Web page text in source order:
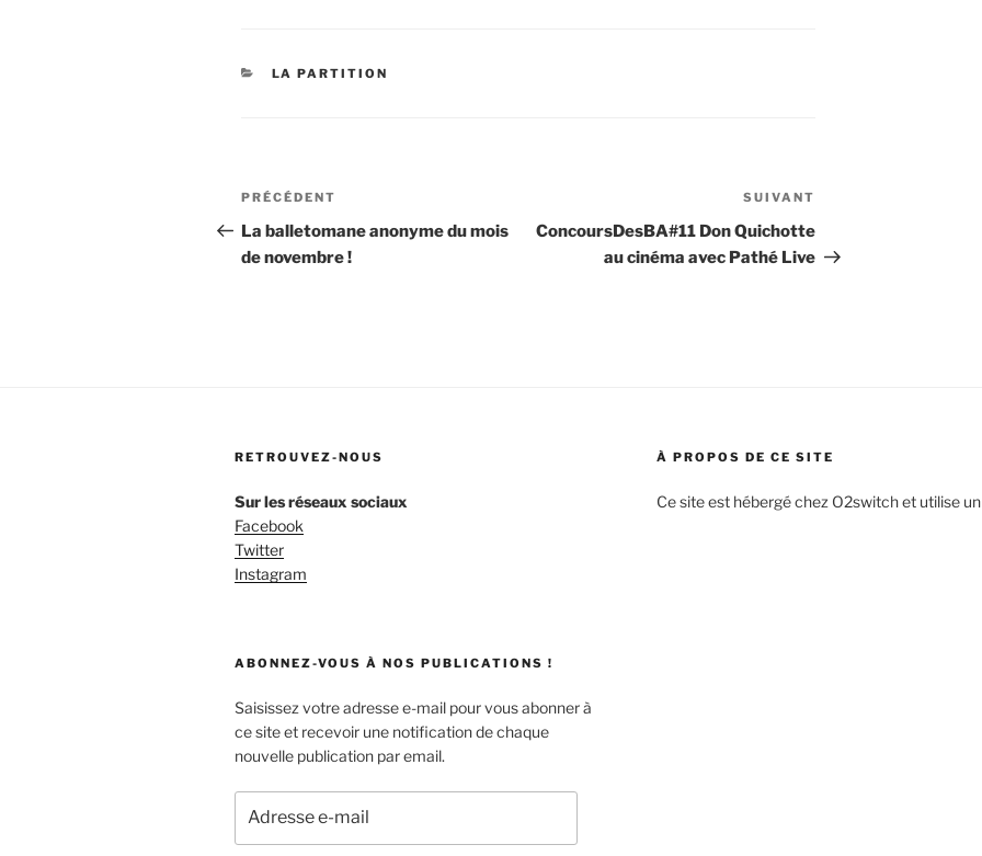
CATÉGORIES
LA PARTITION
Navigation
de
l’article
Article
précédent
PRÉCÉDENT
La balletomane anonyme du mois
de novembre !
suivant
SUIVANT
ConcoursDesBA#11 Don Quichotte
au cinéma avec Pathé Live
RETROUVEZ-NOUS
Sur les réseaux sociaux
Facebook
Twitter
Instagram
ABONNEZ-VOUS À NOS PUBLICATIONS !
Saisissez votre adresse e-mail pour vous abonner à
ce site et recevoir une notification de chaque
nouvelle publication par email.
mail
À PROPOS DE CE SITE
Ce site est hébergé chez O2switch et utilise